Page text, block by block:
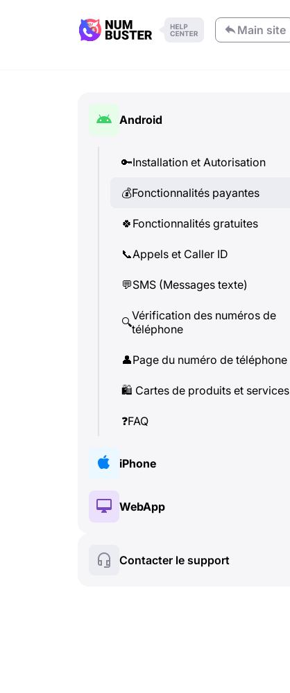
Main site
Android
🔑Installation et Autorisation
💰Fonctionnalités payantes
🍀 Fonctionnalités gratuites
📞Appels et Caller ID
💬SMS (Messages texte)
🔍Vérification des numéros de
téléphone
👤Page du numéro de téléphone
🛍 ️ Cartes de produits et services
❓FAQ
iPhone
🔑 Installation et Autorisation
🍀Fonctionnalités gratuites
WebApp
Contacter le support